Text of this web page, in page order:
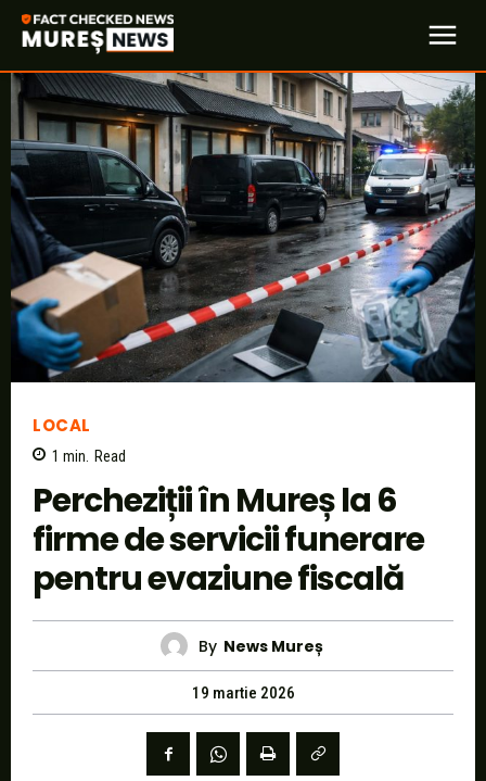
LOCAL
1 min. Read
Percheziții în Mureș la 6
firme de servicii funerare
pentru evaziune fiscală
By News Mureș
19 martie 2026